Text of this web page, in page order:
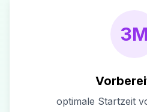
3M
optimale Startzeit